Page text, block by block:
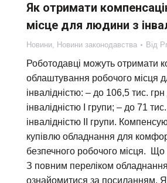
Як отримати
місце для людини з
Новини, Новини законодавства Від
Роботодавці можуть отримати
облаштування робочого місця
інвалідністю: – до 106,5 тис. грн
інвалідністю І групи; – до 71
інвалідністю ІІ групи.
купівлю обладнання для
безпечного робочого місця. Що
З повним переліком
ознайомитися за посиланням.